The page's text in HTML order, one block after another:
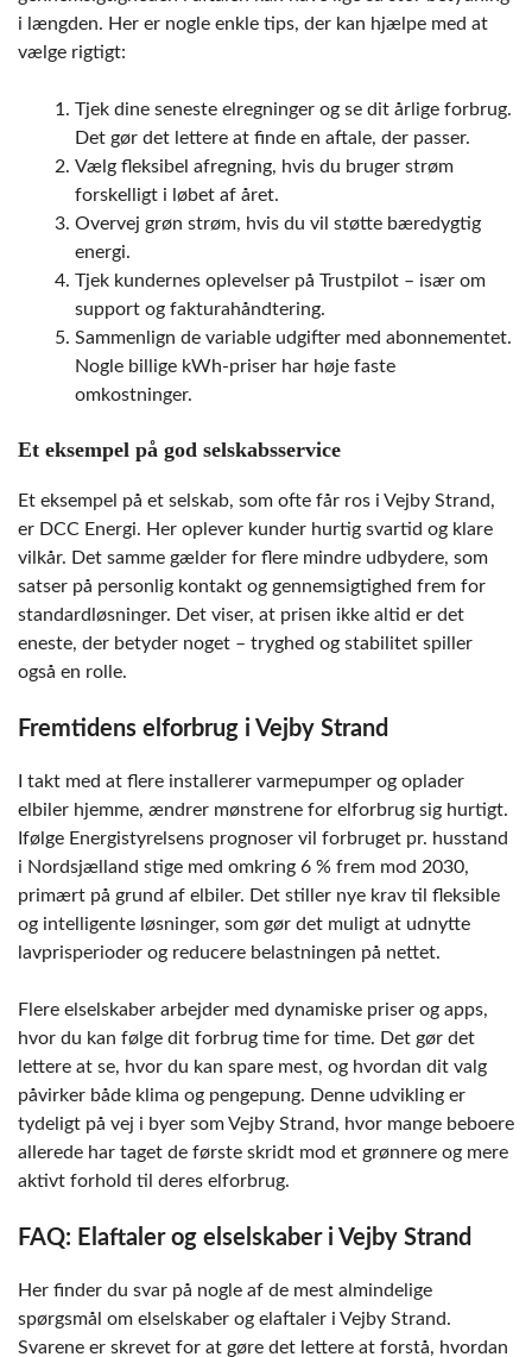
i længden. Her er nogle enkle tips, der kan hjælpe med at
vælge rigtigt:
Tjek dine seneste elregninger og se dit årlige forbrug.
Det gør det lettere at finde en aftale, der passer.
Vælg fleksibel afregning, hvis du bruger strøm
forskelligt i løbet af året.
Overvej grøn strøm, hvis du vil støtte bæredygtig
energi.
Tjek kundernes oplevelser på Trustpilot – især om
support og fakturahåndtering.
Sammenlign de variable udgifter med abonnementet.
Nogle billige kWh-priser har høje faste
omkostninger.
Et eksempel på god selskabsservice
Et eksempel på et selskab, som ofte får ros i Vejby Strand,
er DCC Energi. Her oplever kunder hurtig svartid og klare
vilkår. Det samme gælder for flere mindre udbydere, som
satser på personlig kontakt og gennemsigtighed frem for
standardløsninger. Det viser, at prisen ikke altid er det
eneste, der betyder noget – tryghed og stabilitet spiller
også en rolle.
Fremtidens elforbrug i Vejby Strand
I takt med at flere installerer varmepumper og oplader
elbiler hjemme, ændrer mønstrene for elforbrug sig hurtigt.
Ifølge Energistyrelsens prognoser vil forbruget pr. husstand
i Nordsjælland stige med omkring 6 % frem mod 2030,
primært på grund af elbiler. Det stiller nye krav til fleksible
og intelligente løsninger, som gør det muligt at udnytte
lavprisperioder og reducere belastningen på nettet.
Flere elselskaber arbejder med dynamiske priser og apps,
hvor du kan følge dit forbrug time for time. Det gør det
lettere at se, hvor du kan spare mest, og hvordan dit valg
påvirker både klima og pengepung. Denne udvikling er
tydeligt på vej i byer som Vejby Strand, hvor mange beboere
allerede har taget de første skridt mod et grønnere og mere
aktivt forhold til deres elforbrug.
FAQ: Elaftaler og elselskaber i Vejby Strand
Her finder du svar på nogle af de mest almindelige
spørgsmål om elselskaber og elaftaler i Vejby Strand.
Svarene er skrevet for at gøre det lettere at forstå, hvordan